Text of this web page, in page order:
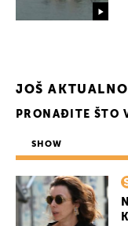
JOŠ
PRONAĐITE ŠTO
SHOW